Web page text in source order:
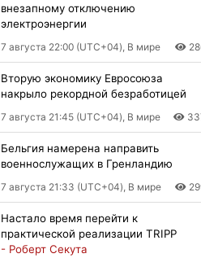
внезапному отключению
электроэнергии
7 августа 22:00 (UTC+04), В мире
Вторую экономику Евросоюза
накрыло рекордной безработицей
7 августа 21:45 (UTC+04), В мире
Бельгия намерена направить
военнослужащих в Гренландию
7 августа 21:33 (UTC+04), В мире
Настало время перейти к
практической реализации TRIPP
- Роберт Секута